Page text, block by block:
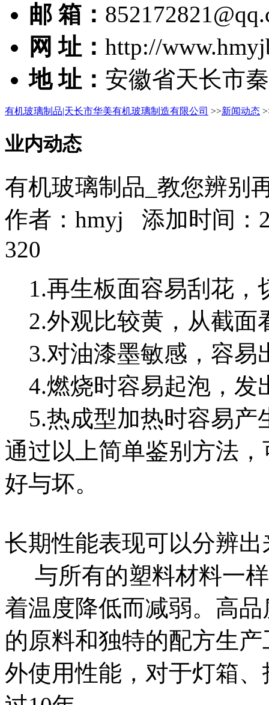
邮 箱：
网 址： http://
地 址： 安徽省天长市
有机玻璃制品|天长市华美有机玻璃制造有限公司 >>新闻动态
业内动态
有机玻璃制品_教您辨别
作者： hmyj 添加时间：
320
1.再生板面容易刮花，
2.外观比较黄，从截面
3.对油漆墨敏感，容易
4.燃烧时容易起泡，发
5.热成型加热时容易产
通过以上简单鉴别方法
好与坏。
长期性能表现可以分辨出
与所有的塑料材料一
着温度降低而减弱。高
的原料和独特的配方生
外使用性能，对于灯箱